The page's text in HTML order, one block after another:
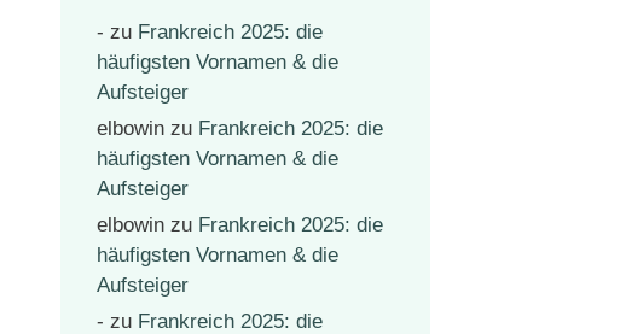
- zu Frankreich 2025: die
häufigsten Vornamen & die
Aufsteiger
elbowin zu Frankreich 2025: die
häufigsten Vornamen & die
Aufsteiger
elbowin zu Frankreich 2025: die
häufigsten Vornamen & die
Aufsteiger
- zu Frankreich 2025: die